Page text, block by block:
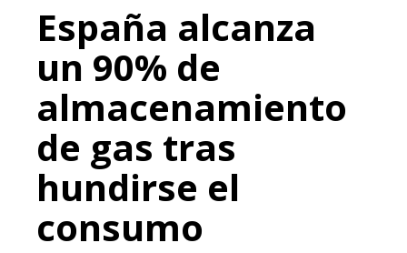
España alcanza
un 90% de
almacenamiento
de gas tras
hundirse el
consumo